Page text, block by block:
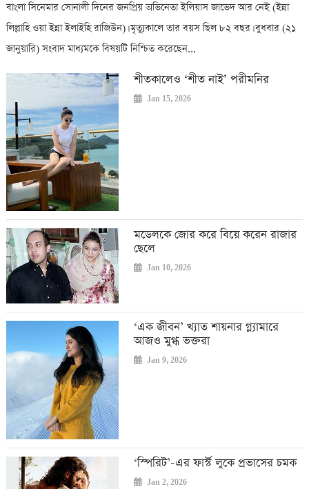
বাংলা সিনেমার সোনালী দিনের জনপ্রিয় অভিনেতা ইলিয়াস জাভেদ আর নেই (ইন্না
লিল্লাহি ওয়া ইন্না ইলাইহি রাজিউন)। মৃত্যুকালে তার বয়স ছিল ৮২ বছর। বুধবার (২১
জানুয়ারি) সংবাদ মাধ্যমকে বিষয়টি নিশ্চিত করেছেন...
শীতকালেও ‘শীত নাই’ পরীমনির
Jan 15, 2026
মডেলকে জোর করে বিয়ে করেন রাজার
ছেলে
Jan 10, 2026
‘এক জীবন’ খ্যাত শায়নার গ্ল্যামারে
আজও মুগ্ধ ভক্তরা
Jan 9, 2026
‘স্পিরিট’-এর ফার্স্ট লুকে প্রভাসের চমক
Jan 2, 2026